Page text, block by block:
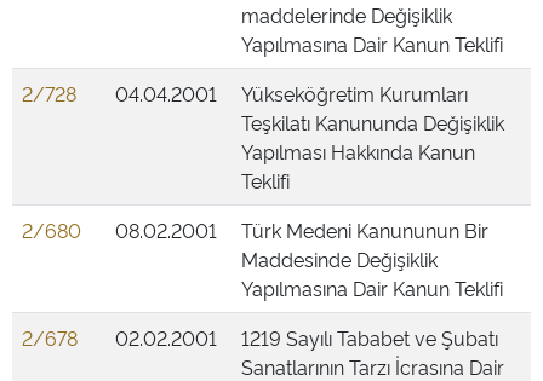
maddelerinde Değişiklik
Yapılmasına Dair Kanun Teklifi
2/728
04.04.2001
Yükseköğretim Kurumları
Teşkilatı Kanununda Değişiklik
Yapılması Hakkında Kanun
Teklifi
2/680
08.02.2001
Türk Medeni Kanununun Bir
Maddesinde Değişiklik
Yapılmasına Dair Kanun Teklifi
2/678
02.02.2001
1219 Sayılı Tababet ve Şubatı
Sanatlarının Tarzı İcrasına Dair